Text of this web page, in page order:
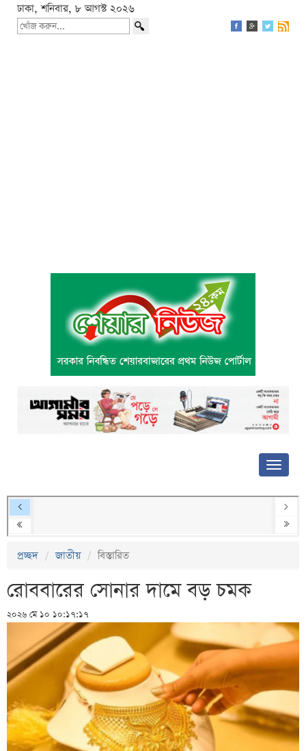
ঢাকা, শনিবার, ৮ আগস্ট ২০২৬
প্রচ্ছদ জাতীয় বিস্তারিত
রোববারের সোনার দামে বড় চমক
২০২৬ মে ১০ ১০:১৭:১৭